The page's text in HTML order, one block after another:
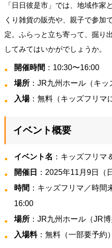
「日日彼是市」では、地域作家
くり雑貨の販売や、親子で参加
定。ふらっと立ち寄って、掘り
してみてはいかがでしょうか。
開催時間 ：10:30〜16:00
場所：JR九州ホール（キッ
入場：無料（キッズフリマ
イベント概要
イベント名 ：キッズフリマ
開催日
：2025年11月9日（
時間 ：キッズフリマ／時間
16:00
場所：JR九州ホール（JR博
入場料：無料（一部要予約）